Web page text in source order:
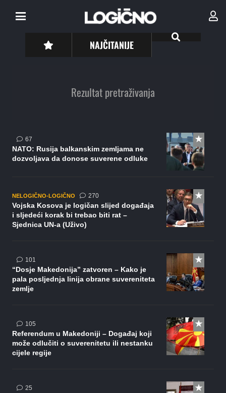
NAJČITANIJE
Rezultat pretraživanja
67komentara
NATO: Rusija balkanskim zemljama ne
dozvoljava da donose suverene odluke
NELOGIČNO-LOGIČNO 270komentara
Vojska Kosova je logičan slijed događaja
i sljedeći korak bi trebao biti rat –
Sjednica UN-a (Uživo)
101
“Dosje Makedonija” zatvoren – Kako je
pala posljednja linija obrane suvereniteta
zemlje
105komentara
Referendum u Makedoniji – Događaj koji
može odlučiti o suverenitetu ili nestanku
cijele regije
25komentara